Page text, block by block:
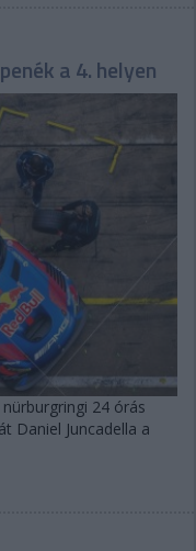
a 4. helyen
24 órás
Daniel Juncadella a